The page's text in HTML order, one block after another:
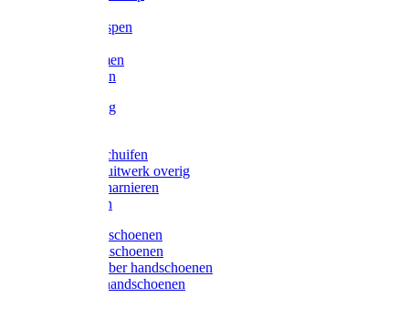
Vijlen / Raspen
Lijmklemmen
Waterpassen
Bouwbeslag
Grendels/schuifen
Hang en sluitwerk overig
Hengen/scharnieren
Scharnieren
Latex handschoenen
Leren handschoenen
PVC / Rubber handschoenen
Katoenen handschoenen